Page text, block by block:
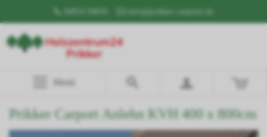
info@prikker-carports.de
Menü
Prikker Carport Anlehn KVH 400 x 800cm